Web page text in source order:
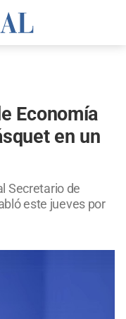
Economía
en un
Secretario de
este jueves por